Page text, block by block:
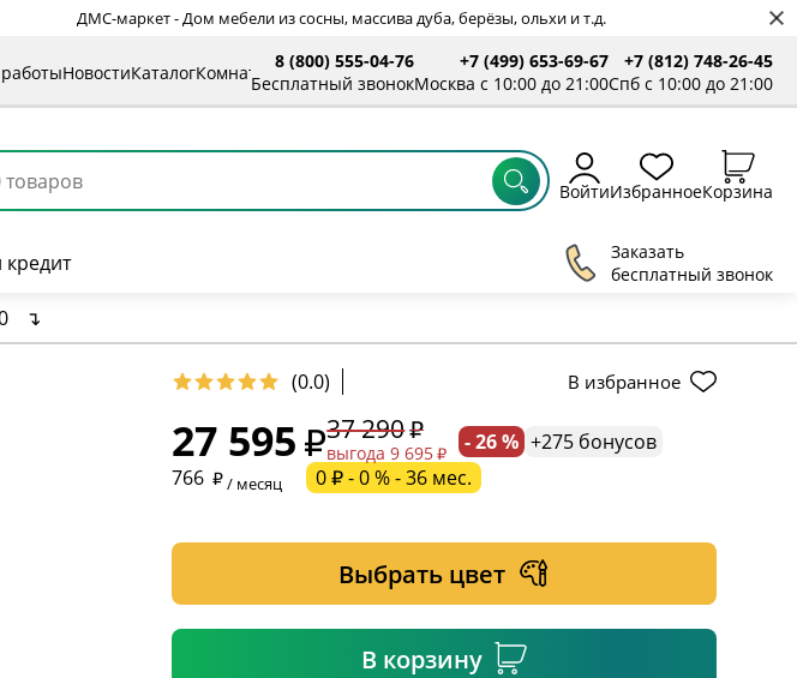
ДМС-маркет - Дом мебели из сосны, массива дуба, берёзы, ольхи и т.д.
НовостиКаталогКомнаты
8 (800) 555-04-76
Бесплатный звонок
+7 (499) 653-69-67
Москва с 10:00 до 21:00
+7 (812) 748-26-45
Спб с 10:00 до 21:00
ВойтиИзбранноеКорзина
кредит
Заказать
бесплатный звонок
↴
(0.0) В избранное
27 595 37 290
выгода 9 695 - 26 % +275 бонусов
766
/ месяц 0 ₽ - 0 % - 36 мес.
Выбрать цвет
В корзину
* обязательное поле
* необязательное поле